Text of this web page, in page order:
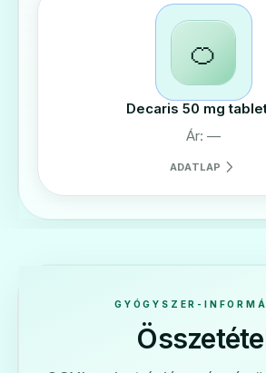
🍊
Decaris 50 mg
Ár: —
ADATLAP
GYÓGYSZER-